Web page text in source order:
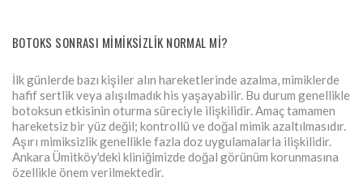
BOTOKS SONRASI MIMIKSIZLIK NORMAL MI?
İlk günlerde bazı kişiler alın hareketlerinde azalma, mimiklerde
hafif sertlik veya alışılmadık his yaşayabilir. Bu durum genellikle
botoksun etkisinin oturma süreciyle ilişkilidir. Amaç tamamen
hareketsiz bir yüz değil; kontrollü ve doğal mimik azaltılmasıdır.
Aşırı mimiksizlik genellikle fazla doz uygulamalarla ilişkilidir.
Ankara Ümitköy'deki kliniğimizde doğal görünüm korunmasına
özellikle önem verilmektedir.